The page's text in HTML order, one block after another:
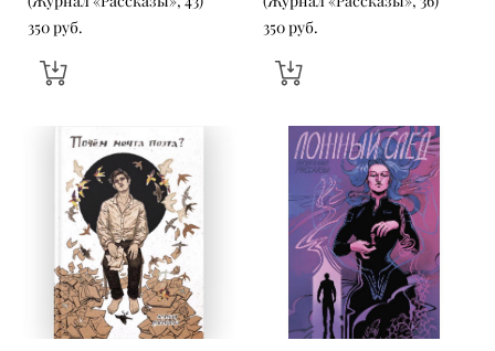
350 pуб.
350 pуб.